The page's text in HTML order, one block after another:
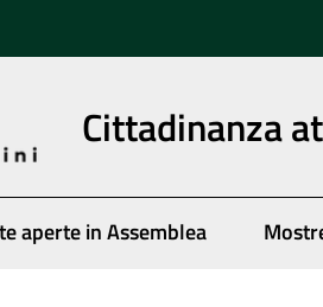
Cittadinanza
aperte in Assemblea